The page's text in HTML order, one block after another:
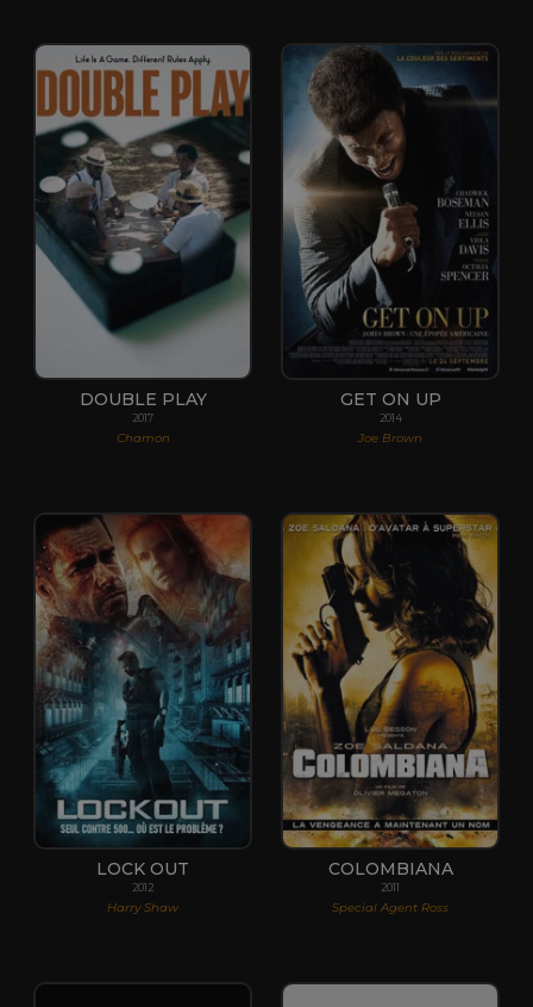
DOUBLE PLAY
2017
Chamon
GET ON UP
2014
Joe Brown
LOCK OUT
2012
Harry Shaw
COLOMBIANA
2011
Special Agent Ross